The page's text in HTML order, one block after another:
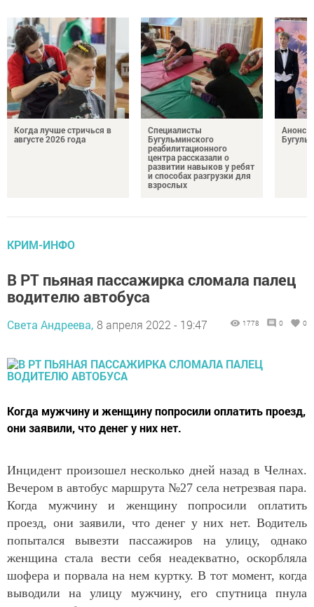
Когда лучше стричься в
августе 2026 года
Специалисты
Бугульминского
реабилитационного
центра рассказали о
развитии навыков у ребят
и способах разгрузки для
взрослых
Анонс
КРИМ-ИНФО
В РТ пьяная пассажирка сломала палец
водителю автобуса
Света Андреева, 8 апреля 2022 - 19:47 1778 0 0
Когда мужчину и женщину попросили оплатить проезд,
они заявили, что денег у них нет.
Инцидент произошел несколько дней назад в Челнах.
Вечером в автобус маршрута №27 села нетрезвая пара.
Когда мужчину и женщину попросили оплатить
проезд, они заявили, что денег у них нет. Водитель
попытался вывезти пассажиров на улицу, однако
женщина стала вести себя неадекватно, оскорбляла
шофера и порвала на нем куртку. В тот момент, когда
выводили на улицу мужчину, его спутница пнула